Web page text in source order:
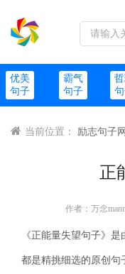
优美
句子
霸气
句子
当前位置： 励志句子网
正
作者：万念
《正能量失望句子》
都是精挑细选的原创句